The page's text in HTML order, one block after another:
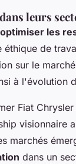
leurs
optimiser les
de
sur le
à l'évolution
Fiat
visionnaire
marchés
dans un